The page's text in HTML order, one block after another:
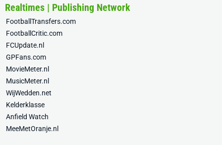
Realtimes | Publishing Network
FootballTransfers.com
FootballCritic.com
FCUpdate.nl
GPFans.com
MovieMeter.nl
MusicMeter.nl
WijWedden.net
Kelderklasse
Anfield Watch
MeeMetOranje.nl